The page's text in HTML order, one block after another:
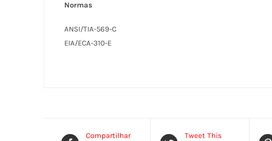
Normas
ANSI/TIA-569-C
EIA/ECA-310-E
Compartilhar
Tweet This